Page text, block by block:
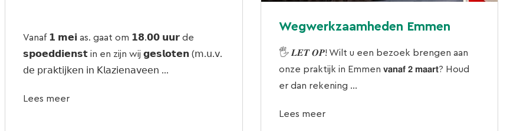
Vanaf 𝟭 𝗺𝗲𝗶 as. gaat om 𝟭𝟴.𝟬𝟬 𝘂𝘂𝗿 de
𝘀𝗽𝗼𝗲𝗱𝗱𝗶𝗲𝗻𝘀𝘁 in en zijn wij 𝗴𝗲𝘀𝗹𝗼𝘁𝗲𝗻 (𝗆.𝗎.𝗏.
𝖽𝖾 𝗉𝗋𝖺𝗄𝗍𝗂𝗃𝗄𝖾𝗇 𝗂𝗇 𝖪𝗅𝖺𝗓𝗂𝖾𝗇𝖺𝗏𝖾𝖾𝗇 ...
Lees meer
Wegwerkzaamheden Emmen
🖐 𝑳𝑬𝑻 𝑶𝑷! Wilt u een bezoek brengen aan
onze praktijk in Emmen 𝘃𝗮𝗻𝗮𝗳 𝟮 𝗺𝗮𝗮𝗿𝘁? Houd
er dan rekening ...
Lees meer